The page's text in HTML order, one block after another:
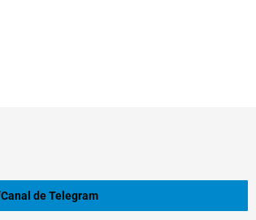
Canal de Telegram